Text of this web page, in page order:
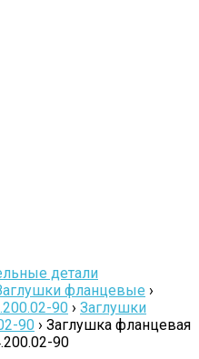
детали
фланцевые ›
90 › Заглушки
90 › Заглушка фланцевая
90